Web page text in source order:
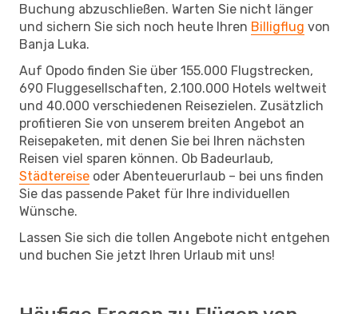
Buchung abzuschließen. Warten Sie nicht länger
und sichern Sie sich noch heute Ihren Billigflug von
Banja Luka.
Auf Opodo finden Sie über 155.000 Flugstrecken,
690 Fluggesellschaften, 2.100.000 Hotels weltweit
und 40.000 verschiedenen Reisezielen. Zusätzlich
profitieren Sie von unserem breiten Angebot an
Reisepaketen, mit denen Sie bei Ihren nächsten
Reisen viel sparen können. Ob Badeurlaub,
Städtereise oder Abenteuerurlaub – bei uns finden
Sie das passende Paket für Ihre individuellen
Wünsche.
Lassen Sie sich die tollen Angebote nicht entgehen
und buchen Sie jetzt Ihren Urlaub mit uns!